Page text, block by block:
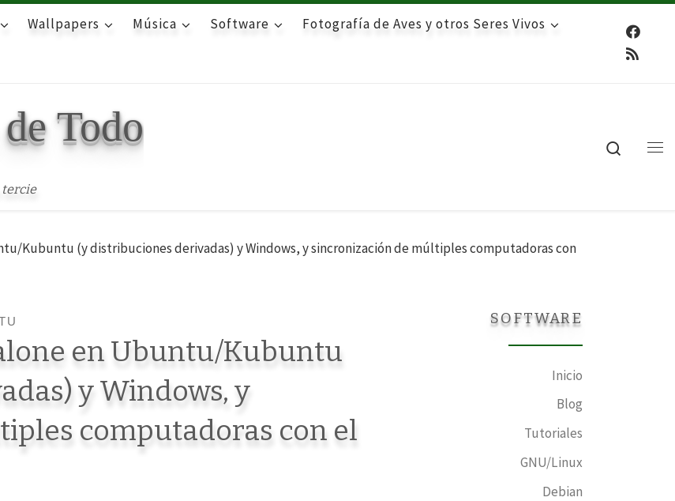
Wallpapers Música Software Fotografía de Aves y otros Seres Vivos
Todo
tercie
Search
Kubuntu (y distribuciones derivadas) y Windows, y sincronización de múltiples computadoras con
en Ubuntu/Kubuntu
y Windows, y
computadoras con el
SOFTWARE
Inicio
Blog
Tutoriales
GNU/Linux
Debian